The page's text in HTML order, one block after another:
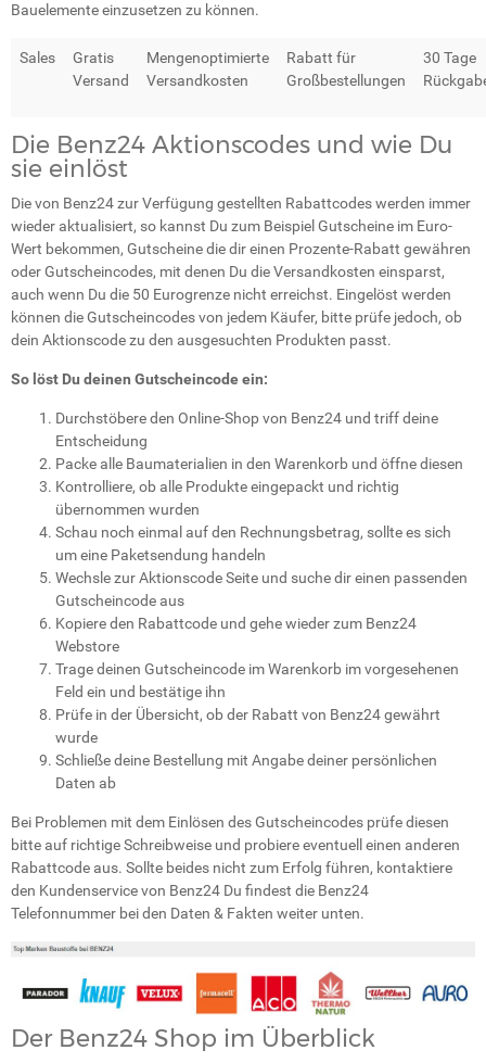
Bauelemente einzusetzen zu können.
Sales
Gratis
Versand
Mengenoptimierte
Versandkosten
Rabatt für
Großbestellungen
30 Tage
Die Benz24 Aktionscodes und wie Du
sie einlöst
Die von Benz24 zur Verfügung gestellten Rabattcodes werden immer
wieder aktualisiert, so kannst Du zum Beispiel Gutscheine im Euro-
Wert bekommen, Gutscheine die dir einen Prozente-Rabatt gewähren
oder Gutscheincodes, mit denen Du die Versandkosten einsparst,
auch wenn Du die 50 Eurogrenze nicht erreichst. Eingelöst werden
können die Gutscheincodes von jedem Käufer, bitte prüfe jedoch, ob
dein Aktionscode zu den ausgesuchten Produkten passt.
So löst Du deinen Gutscheincode ein:
Durchstöbere den Online-Shop von Benz24 und triff deine
Entscheidung
Packe alle Baumaterialien in den Warenkorb und öffne diesen
Kontrolliere, ob alle Produkte eingepackt und richtig
übernommen wurden
Schau noch einmal auf den Rechnungsbetrag, sollte es sich
um eine Paketsendung handeln
Wechsle zur Aktionscode Seite und suche dir einen passenden
Gutscheincode aus
Kopiere den Rabattcode und gehe wieder zum Benz24
Webstore
Trage deinen Gutscheincode im Warenkorb im vorgesehenen
Feld ein und bestätige ihn
Prüfe in der Übersicht, ob der Rabatt von Benz24 gewährt
wurde
Schließe deine Bestellung mit Angabe deiner persönlichen
Daten ab
Bei Problemen mit dem Einlösen des Gutscheincodes prüfe diesen
bitte auf richtige Schreibweise und probiere eventuell einen anderen
Rabattcode aus. Sollte beides nicht zum Erfolg führen, kontaktiere
den Kundenservice von Benz24 Du findest die Benz24
Telefonnummer bei den Daten & Fakten weiter unten.
Der Benz24 Shop im Überblick